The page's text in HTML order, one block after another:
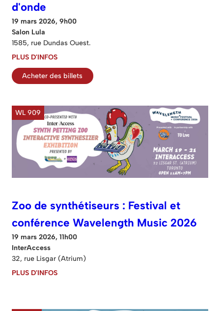
d'onde
19 mars 2026, 9h00
Salon Lula
1585, rue Dundas Ouest.
PLUS D'INFOS
Acheter des billets
WL 909
Zoo de synthétiseurs : Festival et
conférence Wavelength Music 2026
19 mars 2026, 11h00
InterAccess
32, rue Lisgar (Atrium)
PLUS D'INFOS